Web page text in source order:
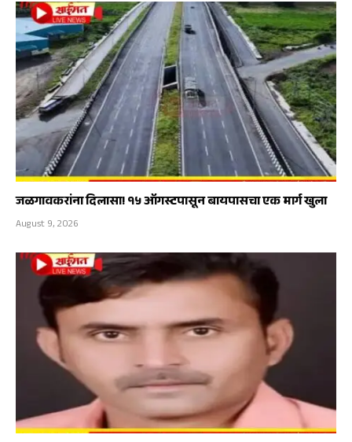
जळगावकरांना दिलासा! १५ ऑगस्टपासून बायपासचा एक मार्ग खुला
August 9, 2026